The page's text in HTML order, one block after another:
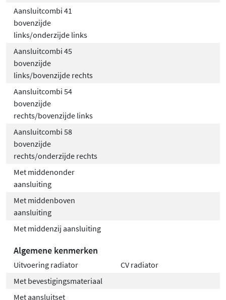
Aansluitcombi 41
bovenzijde
links/onderzijde links
Aansluitcombi 45
bovenzijde
links/bovenzijde rechts
Aansluitcombi 54
bovenzijde
rechts/bovenzijde links
Aansluitcombi 58
bovenzijde
rechts/onderzijde rechts
Met middenonder
aansluiting
Met middenboven
aansluiting
Met middenzij aansluiting
Algemene kenmerken
Uitvoering radiator
CV radiator
Met bevestigingsmateriaal
Met aansluitset